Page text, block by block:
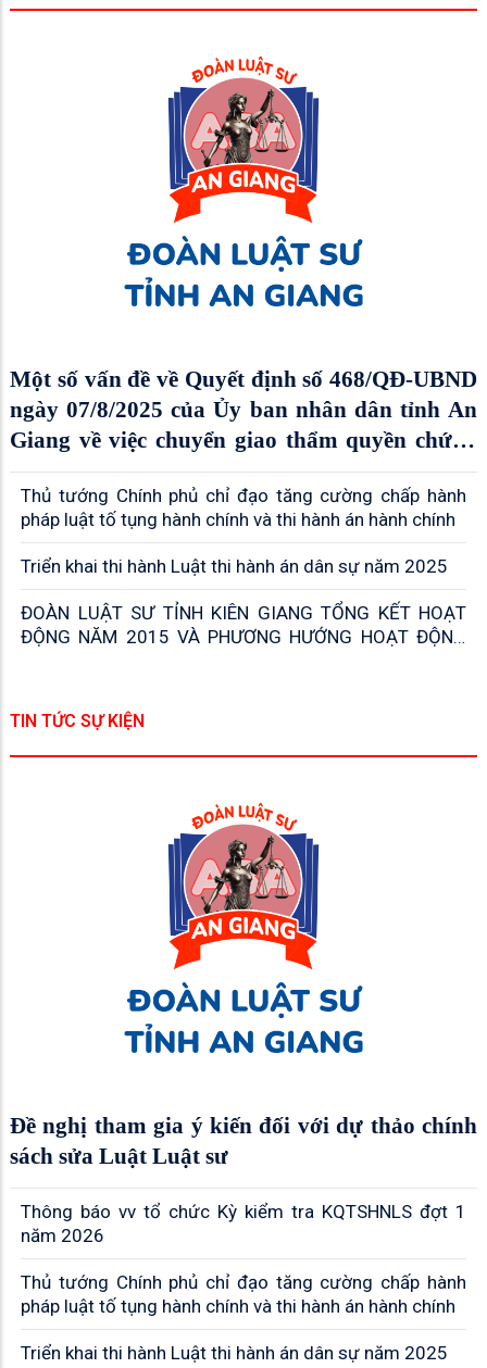
Một số vấn đề về Quyết định số 468/QĐ-UBND
ngày 07/8/2025 của Ủy ban nhân dân tỉnh An
Giang về việc chuyển giao thẩm quyền chứng
thực giao dịch từ Ủy ban nhân dân cấp xã sang
tổ chức hành nghề công chứng trên địa bàn
tỉnh An Giang
Thủ tướng Chính phủ chỉ đạo tăng cường chấp hành
pháp luật tố tụng hành chính và thi hành án hành chính
Triển khai thi hành Luật thi hành án dân sự năm 2025
ĐOÀN LUẬT SƯ TỈNH KIÊN GIANG TỔNG KẾT HOẠT
ĐỘNG NĂM 2015 VÀ PHƯƠNG HƯỚNG HOẠT ĐỘNG
TIN TỨC SỰ KIỆN
Đề nghị tham gia ý kiến đối với dự thảo chính
sách sửa Luật Luật sư
Thông báo vv tổ chức Kỳ kiểm tra KQTSHNLS đợt 1
năm 2026
Thủ tướng Chính phủ chỉ đạo tăng cường chấp hành
pháp luật tố tụng hành chính và thi hành án hành chính
Triển khai thi hành Luật thi hành án dân sự năm 2025